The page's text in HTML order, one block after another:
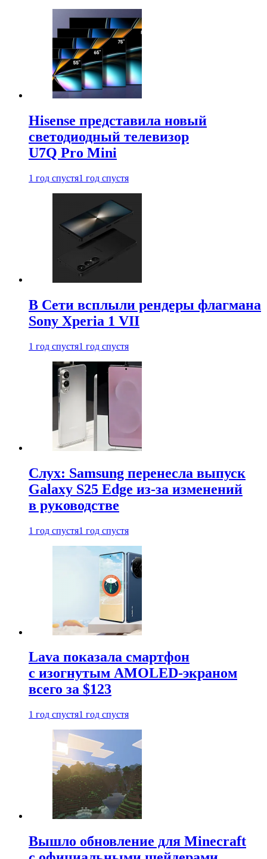
Hisense представила новый
светодиодный телевизор
U7Q Pro Mini
1 год спустя1 год спустя
В Сети всплыли рендеры флагмана
Sony Xperia 1 VII
1 год спустя1 год спустя
Слух: Samsung перенесла выпуск
Galaxy S25 Edge из-за изменений
в руководстве
1 год спустя1 год спустя
Lava показала смартфон
с изогнутым AMOLED-экраном
всего за $123
1 год спустя1 год спустя
Вышло обновление для Minecraft